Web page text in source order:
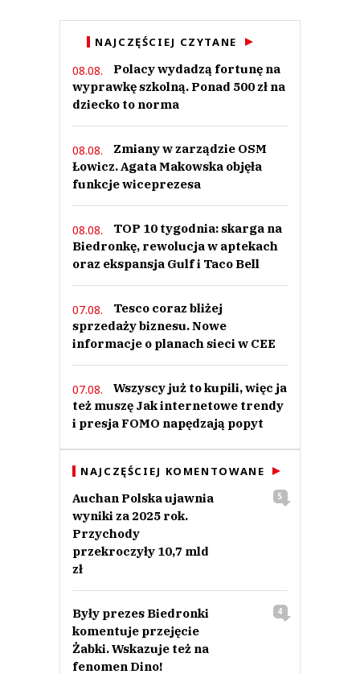
NAJCZĘŚCIEJ CZYTANE
08.08.
Polacy wydadzą fortunę na
wyprawkę szkolną. Ponad 500 zł na
dziecko to norma
08.08.
Zmiany w zarządzie OSM
Łowicz. Agata Makowska objęła
funkcje wiceprezesa
08.08.
TOP 10 tygodnia: skarga na
Biedronkę, rewolucja w aptekach
oraz ekspansja Gulf i Taco Bell
07.08.
Tesco coraz bliżej
sprzedaży biznesu. Nowe
informacje o planach sieci w CEE
07.08.
Wszyscy już to kupili, więc ja
też muszę Jak internetowe trendy
i presja FOMO napędzają popyt
NAJCZĘŚCIEJ KOMENTOWANE
Auchan Polska ujawnia
wyniki za 2025 rok.
Przychody
przekroczyły 10,7 mld
zł
5
Były prezes Biedronki
komentuje przejęcie
Żabki. Wskazuje też na
fenomen Dino!
4